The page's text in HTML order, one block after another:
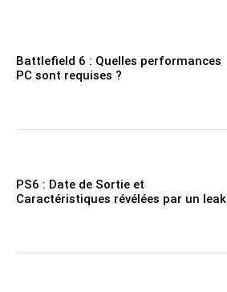
Battlefield 6 : Quelles performances
PC sont requises ?
PS6 : Date de Sortie et
Caractéristiques révélées par un leak